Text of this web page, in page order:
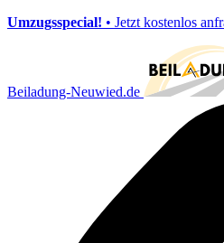
Umzugsspecial! • Jetzt kostenlos
Beiladung-Neuwied.de